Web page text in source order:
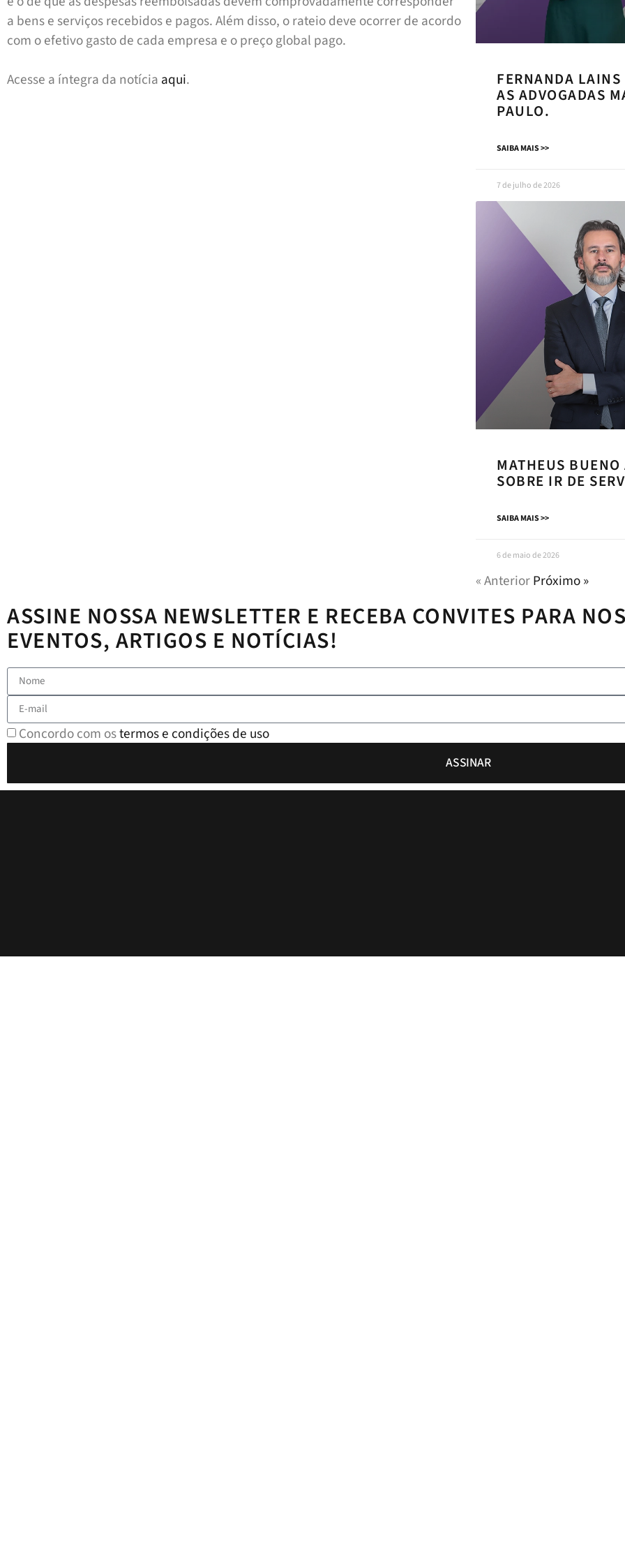
a bens e serviços recebidos e pagos. Além disso, o rateio deve ocorrer de acordo
com o efetivo gasto de cada empresa e o preço global pago.
Acesse a íntegra da notícia aqui. FERNANDA
AS ADVOGADAS
PAULO.
SAIBA MAIS >>
7 de julho de 2026
MATHEUS
SOBRE IR DE
SAIBA MAIS >>
6 de maio de 2026
« AnteriorPróximo »
ASSINE NOSSA NEWSLETTER E RECEBA CONVITES PARA
EVENTOS, ARTIGOS E NOTÍCIAS!
Concordo com ostermos e condições de uso
ASSINAR